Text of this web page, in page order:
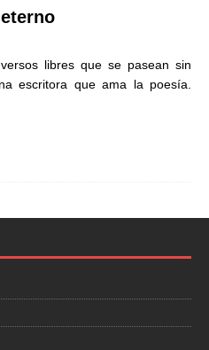
libres que se pasean sin
escritora que ama la poesía.